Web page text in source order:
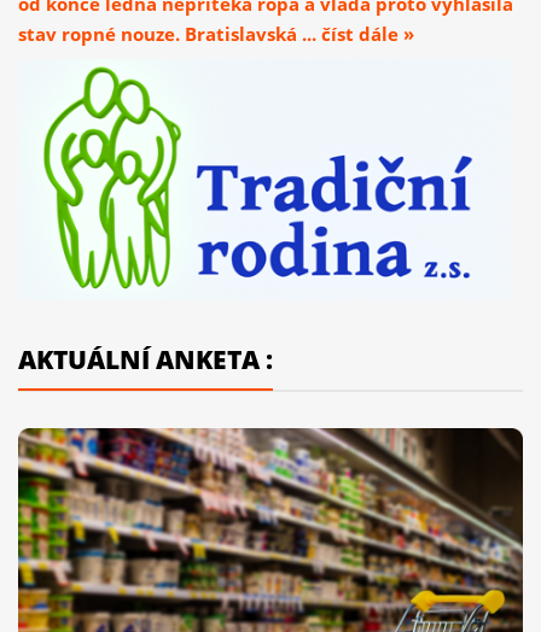
stav ropné nouze. Bratislavská ... číst dále »
AKTUÁLNÍ ANKETA :